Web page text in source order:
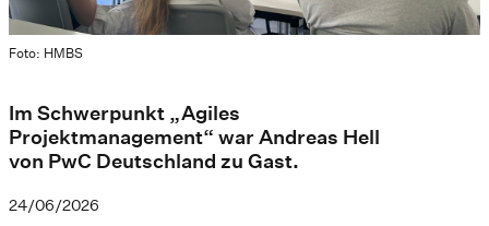
Foto: HMBS
Im Schwerpunkt „Agiles
Projektmanagement“ war Andreas Hell
von PwC Deutschland zu Gast.
24/06/2026